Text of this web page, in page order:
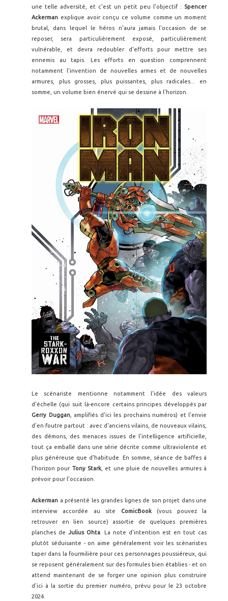
une telle adversité, et c'est un petit peu l'objectif : Spencer
Ackerman explique avoir conçu ce volume comme un moment
brutal, dans lequel le héros n'aura jamais l'occasion de se
reposer, sera particulièrement exposé, particulièrement
vulnérable, et devra redoubler d'efforts pour mettre ses
ennemis au tapis. Les efforts en question comprennent
notamment l'invention de nouvelles armes et de nouvelles
armures, plus grosses, plus puissantes, plus radicales... en
somme, un volume bien énervé qui se dessine à l'horizon.
Le scénariste mentionne notamment l'idée des valeurs
d'échelle (qui suit là-encore certains principes développés par
Gerry Duggan, amplifiés d'ici les prochains numéros) et l'envie
d'en foutre partout : avec d'anciens vilains, de nouveaux vilains,
des démons, des menaces issues de l'intelligence artificielle,
tout ça emballé dans une série décrite comme ultraviolente et
plus généreuse que d'habitude. En somme, séance de baffes à
l'horizon pour Tony Stark, et une pluie de nouvelles armures à
prévoir pour l'occasion.
Ackerman a présenté les grandes lignes de son projet dans une
interview accordée au site
ComicBook(vous pouvez la
retrouver en lien source) assortie de quelques premières
planches de Julius Ohta . La note d'intention est en tout cas
plutôt séduisante - on aime généralement voir les scénaristes
taper dans la fourmilière pour ces personnages poussiéreux, qui
se reposent généralement sur des formules bien établies - et on
attend maintenant de se forger une opinion plus construire
d'ici à la sortie du premier numéro, prévu pour le 23 octobre
2024.